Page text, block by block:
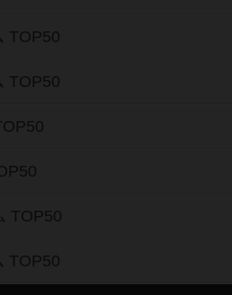
TOP50
TOP50
TOP50
TOP50